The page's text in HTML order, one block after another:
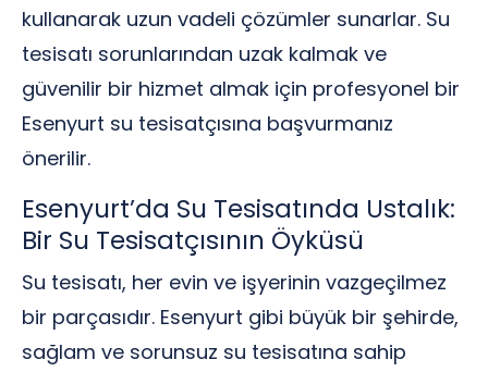
kullanarak uzun vadeli çözümler sunarlar. Su
tesisatı sorunlarından uzak kalmak ve
güvenilir bir hizmet almak için profesyonel bir
Esenyurt su tesisatçısına başvurmanız
önerilir.
Esenyurt’da Su Tesisatında Ustalık:
Bir Su Tesisatçısının Öyküsü
Su tesisatı, her evin ve işyerinin vazgeçilmez
bir parçasıdır. Esenyurt gibi büyük bir şehirde,
sağlam ve sorunsuz su tesisatına sahip